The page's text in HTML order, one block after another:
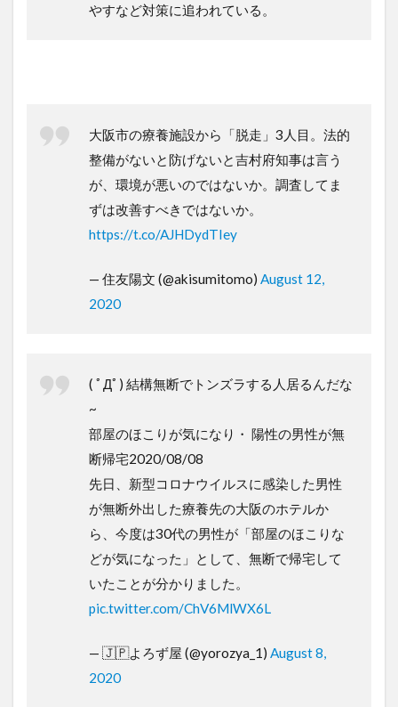
やすなど対策に追われている。
大阪市の療養施設から「脱走」3人目。法的
整備がないと防げないと吉村府知事は言う
が、環境が悪いのではないか。調査してま
ずは改善すべきではないか。
https://t.co/AJHDydTIey
— 住友陽文 (@akisumitomo) August 12,
2020
( ﾟДﾟ) 結構無断でトンズラする人居るんだな
~
部屋のほこりが気になり・ 陽性の男性が無
断帰宅2020/08/08
先日、新型コロナウイルスに感染した男性
が無断外出した療養先の大阪のホテルか
ら、今度は30代の男性が「部屋のほこりな
どが気になった」として、無断で帰宅して
いたことが分かりました。
pic.twitter.com/ChV6MlWX6L
— 🇯🇵よろず屋 (@yorozya_1) August 8,
2020